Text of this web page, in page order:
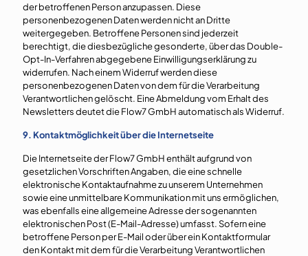
der betroffenen Person anzupassen. Diese
personenbezogenen Daten werden nicht an Dritte
weitergegeben. Betroffene Personen sind jederzeit
berechtigt, die diesbezügliche gesonderte, über das Double-
Opt-In-Verfahren abgegebene Einwilligungserklärung zu
widerrufen. Nach einem Widerruf werden diese
personenbezogenen Daten von dem für die Verarbeitung
Verantwortlichen gelöscht. Eine Abmeldung vom Erhalt des
Newsletters deutet die Flow7 GmbH automatisch als Widerruf.
9. Kontaktmöglichkeit über die Internetseite
Die Internetseite der Flow7 GmbH enthält aufgrund von
gesetzlichen Vorschriften Angaben, die eine schnelle
elektronische Kontaktaufnahme zu unserem Unternehmen
sowie eine unmittelbare Kommunikation mit uns ermöglichen,
was ebenfalls eine allgemeine Adresse der sogenannten
elektronischen Post (E-Mail-Adresse) umfasst. Sofern eine
betroffene Person per E-Mail oder über ein Kontaktformular
den Kontakt mit dem für die Verarbeitung Verantwortlichen